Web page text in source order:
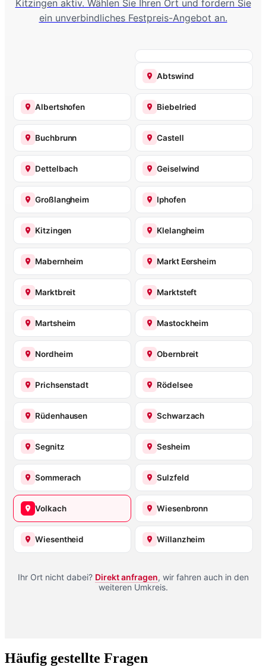
Kitzingen aktiv. Wählen Sie Ihren Ort und fordern Sie
ein unverbindliches Festpreis-Angebot an.
Abtswind
Albertshofen Biebelried
Buchbrunn Castell
Dettelbach Geiselwind
Großlangheim Iphofen
Kitzingen Klelangheim
Mabernheim Markt Eersheim
Marktbreit Marktsteft
Martsheim Mastockheim
Nordheim Obernbreit
Prichsenstadt Rödelsee
Rüdenhausen Schwarzach
Segnitz Sesheim
Sommerach Sulzfeld
Volkach Wiesenbronn
Wiesentheid Willanzheim
Ihr Ort nicht dabei? Direkt anfragen, wir fahren auch in den
weiteren Umkreis.
Häufig gestellte Fragen